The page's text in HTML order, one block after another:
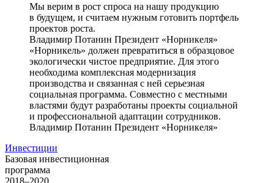
Мы верим в рост спроса на нашу продукцию
в будущем, и считаем нужным готовить портфель
проектов роста.
Владимир Потанин Президент «Норникеля»
«Норникель» должен превратиться в образцовое
экологически чистое предприятие. Для этого
необходима комплексная модернизация
производства и связанная с ней серьезная
социальная программа. Совместно с местными
властями будут разработаны проекты социальной
и профессиональной адаптации сотрудников.
Владимир Потанин Президент «Норникеля»
Инвестиции
Базовая инвестиционная
программа
2018–2020